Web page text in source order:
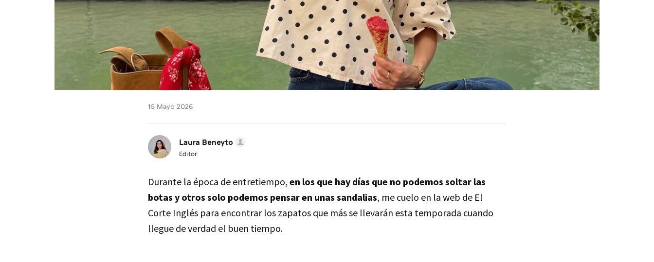
15 Mayo 2026
Laura Beneyto
Editor
Durante la época de entretiempo, en los que hay días que no podemos soltar las
botas y otros solo podemos pensar en unas sandalias, me cuelo en la web de El
Corte Inglés para encontrar los zapatos que más se llevarán esta temporada cuando
llegue de verdad el buen tiempo.